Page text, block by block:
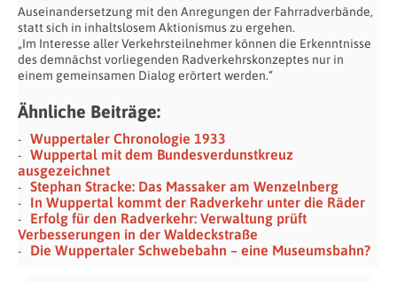
Auseinandersetzung mit den Anregungen der Fahrradverbände,
statt sich in inhaltslosem Aktionismus zu ergehen.
„Im Interesse aller Verkehrsteilnehmer können die Erkenntnisse
des demnächst vorliegenden Radverkehrskonzeptes nur in
einem gemeinsamen Dialog erörtert werden.“
Ähnliche Beiträge:
Wuppertaler Chronologie 1933
Wuppertal mit dem Bundesverdunstkreuz
ausgezeichnet
Stephan Stracke: Das Massaker am Wenzelnberg
In Wuppertal kommt der Radverkehr unter die Räder
Erfolg für den Radverkehr: Verwaltung prüft
Verbesserungen in der Waldeckstraße
Die Wuppertaler Schwebebahn – eine Museumsbahn?